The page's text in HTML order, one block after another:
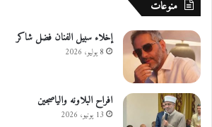
منوعات
إخلاء سبيل الفنان فضل شاكر
8 يوليو، 2026
افراح البلاونه والياصجين
13 يونيو، 2026